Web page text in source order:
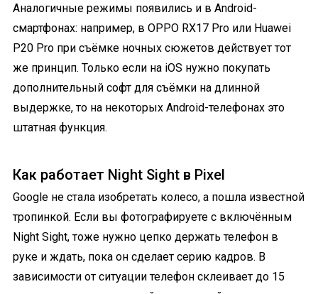
Аналогичные режимы появились и в Android-
смартфонах: например, в OPPO RX17 Pro или Huawei
P20 Pro при съёмке ночных сюжетов действует тот
же принцип. Только если на iOS нужно покупать
дополнительный софт для съёмки на длинной
выдержке, то на некоторых Android-телефонах это
штатная функция.
Как работает Night Sight в Pixel
Google не стала изобретать колесо, а пошла известной
тропинкой. Если вы фотографируете с включённым
Night Sight, тоже нужно цепко держать телефон в
руке и ждать, пока он сделает серию кадров. В
зависимости от ситуации телефон склеивает до 15